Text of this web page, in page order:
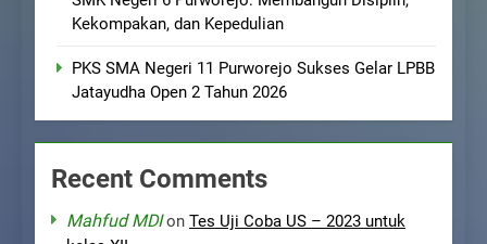
Kekompakan, dan Kepedulian
PKS SMA Negeri 11 Purworejo Sukses Gelar LPBB
Jatayudha Open 2 Tahun 2026
Recent Comments
Mahfud MDIon Tes Uji Coba US – 2023 untuk